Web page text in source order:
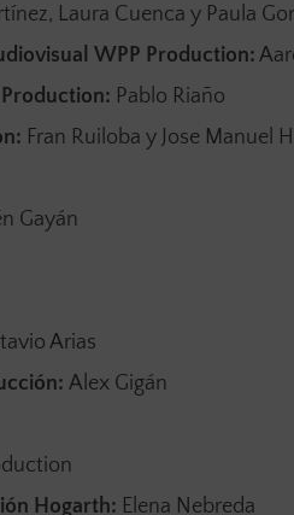
Laura Cuenca y Paula
WPP Production:
Production: Pablo Riaño
Fran Ruiloba y Jose Manuel
Gayán
Arias
Alex Gigán
Hogarth: Elena Nebreda